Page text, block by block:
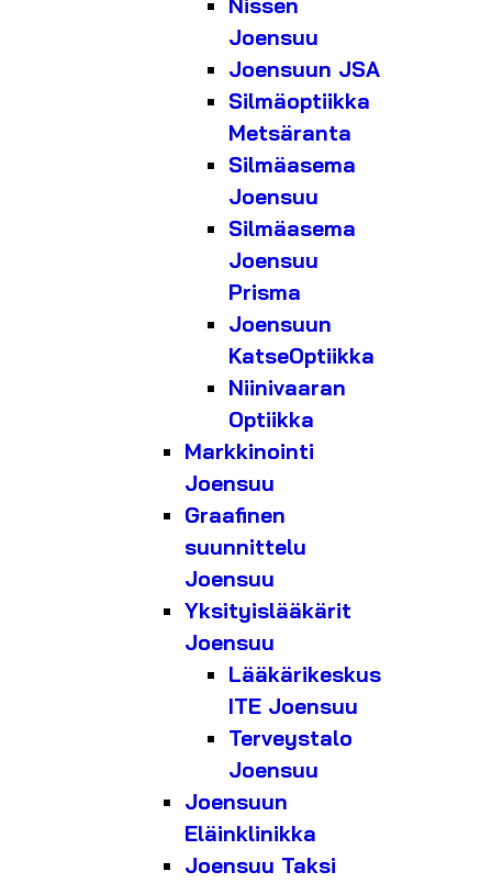
Nissen
Joensuu
Joensuun JSA
Silmäoptiikka
Metsäranta
Silmäasema
Joensuu
Silmäasema
Joensuu
Prisma
Joensuun
KatseOptiikka
Niinivaaran
Optiikka
Markkinointi
Joensuu
Graafinen
suunnittelu
Joensuu
Yksityislääkärit
Joensuu
Lääkärikeskus
ITE Joensuu
Terveystalo
Joensuu
Joensuun
Eläinklinikka
Joensuu Taksi